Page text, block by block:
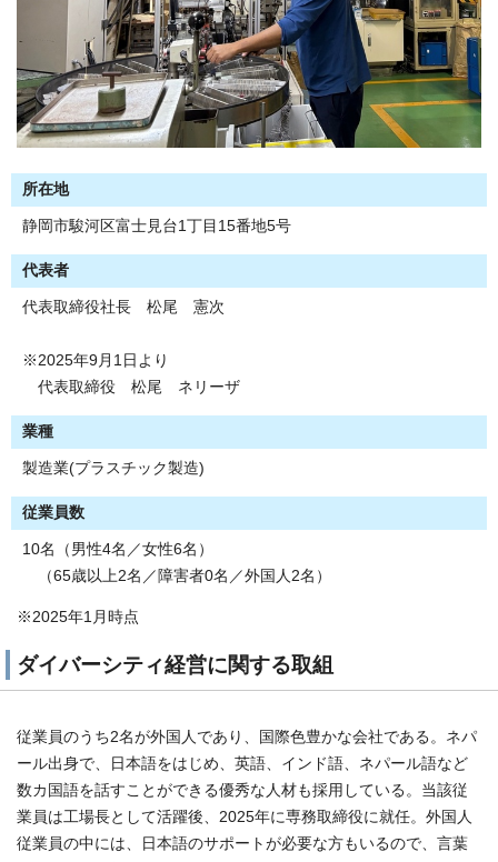
所在地
静岡市駿河区富士見台1丁目15番地5号
代表者
代表取締役社長 松尾 憲次
※2025年9月1日より
代表取締役 松尾 ネリーザ
業種
製造業(プラスチック製造)
従業員数
10名（男性4名／女性6名）
（65歳以上2名／障害者0名／外国人2名）
※2025年1月時点
ダイバーシティ経営に関する取組
従業員のうち2名が外国人であり、国際色豊かな会社である。ネパ
ール出身で、日本語をはじめ、英語、インド語、ネパール語など
数カ国語を話すことができる優秀な人材も採用している。当該従
業員は工場長として活躍後、2025年に専務取締役に就任。外国人
従業員の中には、日本語のサポートが必要な方もいるので、言葉